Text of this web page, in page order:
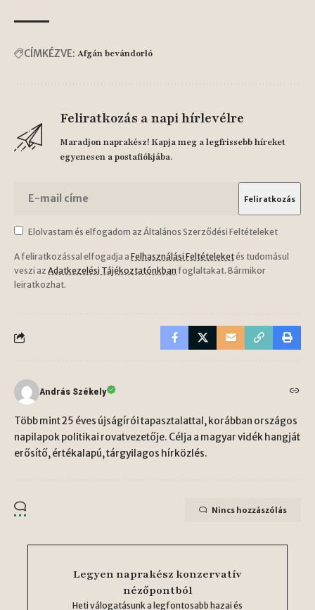
CÍMKÉZVE: Afgán bevándorló
Feliratkozás a napi hírlevélre
Maradjon naprakész! Kapja meg a legfrissebb híreket
egyenesen a postafiókjába.
Elolvastam és elfogadom az Általános Szerződési Feltételeket
A feliratkozással elfogadja a Felhasználási Feltételeketés tudomásul
veszi az Adatkezelési Tájékoztatónkban foglaltakat. Bármikor
leiratkozhat.
András Székely
Több mint 25 éves újságírói tapasztalattal, korábban országos
napilapok politikai rovatvezetője. Célja a magyar vidék hangját
erősítő, értékalapú, tárgyilagos hírközlés.
Nincs hozzászólás
Legyen naprakész konzervatív
nézőpontból
Heti válogatásunk a legfontosabb hazai és